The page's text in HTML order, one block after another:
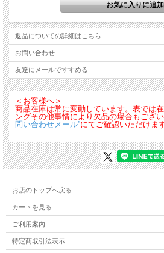
返品についての詳細はこちら
お問い合わせ
友達にメールですすめる
＜お客様へ＞
商品在庫は常に変動しています。表では
ングその他事情により欠品の場合もござ
問い合わせメール”にてご確認いただけま
お店のトップへ戻る
カートを見る
ご利用案内
特定商取引法表示